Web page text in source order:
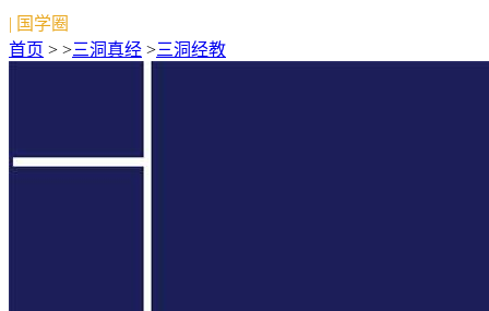
| 国学圈
首页 > >三洞真经 >三洞经教